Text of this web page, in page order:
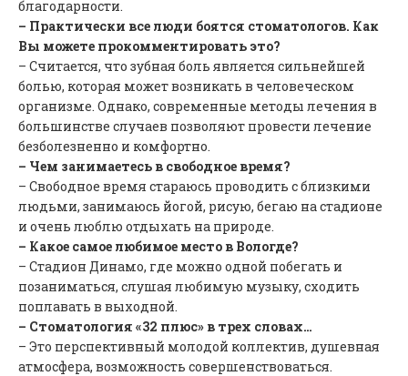
благодарности.
– Практически все люди боятся стоматологов. Как
Вы можете прокомментировать это?
– Считается, что зубная боль является сильнейшей
болью, которая может возникать в человеческом
организме. Однако, современные методы лечения в
большинстве случаев позволяют провести лечение
безболезненно и комфортно.
– Чем занимаетесь в свободное время?
– Свободное время стараюсь проводить с близкими
людьми, занимаюсь йогой, рисую, бегаю на стадионе
и очень люблю отдыхать на природе.
– Какое самое любимое место в Вологде?
– Стадион Динамо, где можно одной побегать и
позаниматься, слушая любимую музыку, сходить
поплавать в выходной.
– Стоматология «32 плюс» в трех словах…
– Это перспективный молодой коллектив, душевная
атмосфера, возможность совершенствоваться.